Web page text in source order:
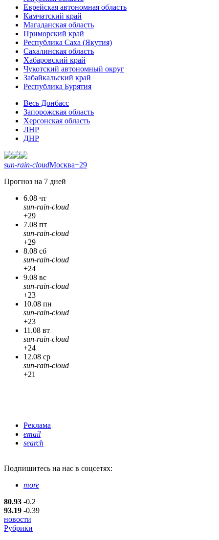
Еврейская автономная область
Камчатский край
Магаданская область
Приморский край
Республика Саха (Якутия)
Сахалинская область
Хабаровский край
Чукотский автономный округ
Забайкальский край
Республика Бурятия
Весь Донбасс
Запорожская область
Херсонская область
ЛНР
ДНР
sun-rain-cloudМосква+29
Прогноз на 7 дней
6.08 чт
sun-rain-cloud
+29
7.08 пт
sun-rain-cloud
+29
8.08 сб
sun-rain-cloud
+24
9.08 вс
sun-rain-cloud
+23
10.08 пн
sun-rain-cloud
+23
11.08 вт
sun-rain-cloud
+24
12.08 ср
sun-rain-cloud
+21
Реклама
email
search
Подпишитесь на нас в соцсетях:
more
80.93 -0.2
93.19 -0.39
новости
Рубрики